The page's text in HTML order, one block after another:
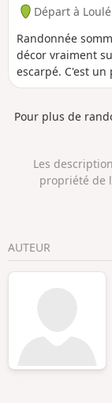
Départ à
Randonnée
décor vraiment
escarpé. C'est un
une végétation
Pour plus de
Les
propriété de
AUTEUR